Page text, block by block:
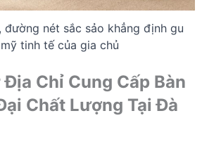
đường nét sắc sảo khẳng định gu
tinh tế của gia chủ
Địa Chỉ Cung Cấp Bàn
Chất Lượng Tại Đà